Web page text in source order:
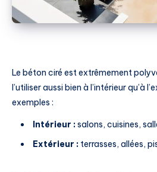
Le béton ciré est extrêmement
l’utiliser aussi bien à l’intérieur qu’à
exemples :
Intérieur :salons, cuisines,
Extérieur : terrasses, allées,